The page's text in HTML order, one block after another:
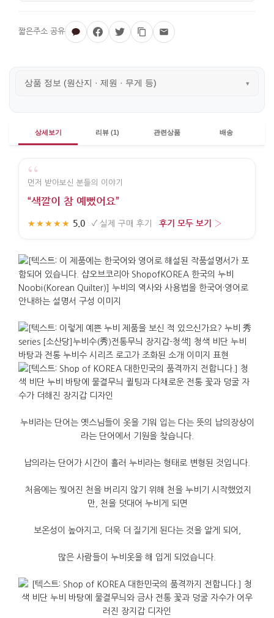
상품 정보 (원산지 · 제원 · 무게 등) ▾
상세보기 리뷰 (1) 관련상품 배송
“
먼저 받아보신 분들의 이야기
“색깔이 참 예뻤어요”
★★★★★ 5.0 · ✓ 실제 구매 후기 · 후기 모두 보기 ›
누비 라는 단어는 옛스님들이 옷을 기워 입는 다는 뜻의 납의장상이
라는 단어에서 기원을 찾습니다.
납의 라는 단어가 시간이 흘러 누비 라는 형태로 변형된 것입니다
처음에는 찢어진 천을 버리지 않기 위해 천을 누비기
시작했었지
만
천을 덧대어 누비게 되면
보온성이 높아지고, 더욱 더 질기게 된다는 것을 알게 되어
많은 사람들이 누비옷을 해 입게 되었습니다